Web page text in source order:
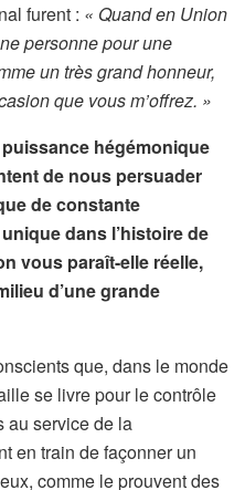
furent : « Quand en Union
personne pour une
un très grand honneur,
que vous m’offrez. »
hégémonique
de nous persuader
de constante
dans l’histoire de
vous paraît-elle réelle,
d’une grande
que, dans le monde
se livre pour le contrôle
au service de la
en train de façonner un
comme le prouvent des